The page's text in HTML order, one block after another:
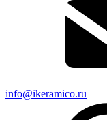
info@ikeramico.ru